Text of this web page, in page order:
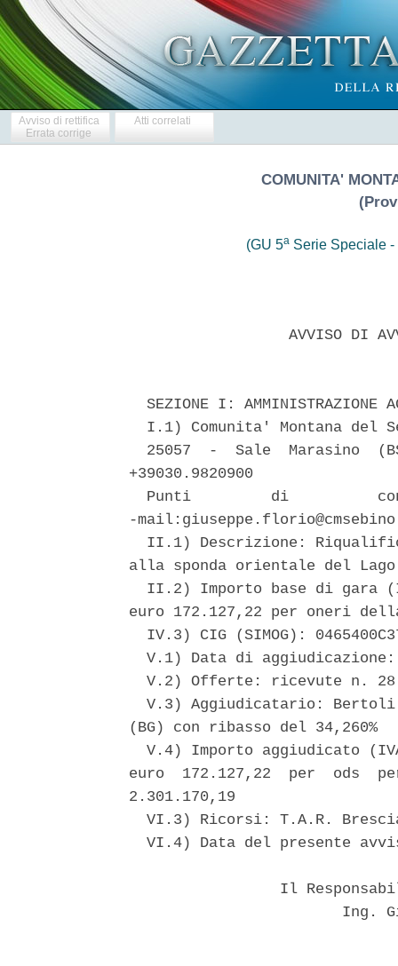
Avviso di rettifica
Errata corrige
Atti correlati
COMUNITA'
(GU 5aSerie Speciale -
AVVISO DI
SEZIONE I: AMMINISTRAZIONE
I.1) Comunita' Montana del
25057  -  Sale  Marasino
+39030.9820900
Punti         di
-
II.1) Descrizione:
alla sponda orientale del
II.2) Importo base di gara
euro 172.127,22 per oneri
IV.3) CIG (SIMOG):
V.1) Data di
V.2) Offerte: ricevute n.
V.3) Aggiudicatario:
(BG) con ribasso del 34,260%
V.4) Importo aggiudicato
euro  172.127,22  per  ods
2.301.170,19
VI.3) Ricorsi: T.A.R.
VI.4) Data del presente
Il
Ing.